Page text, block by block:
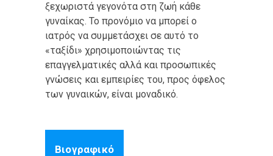
ξεχωριστά γεγονότα στη ζωή κάθε
γυναίκας. Το προνόμιο να μπορεί ο
ιατρός να συμμετάσχει σε αυτό το
«ταξίδι» χρησιμοποιώντας τις
επαγγελματικές αλλά και προσωπικές
γνώσεις και εμπειρίες του, προς όφελος
των γυναικών, είναι μοναδικό.
Βιογραφικό